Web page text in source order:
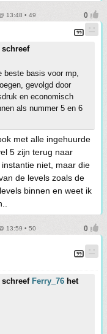
13:48 • 49
schreef
basis voor mp,
gevolgd door
en economisch
als nummer 5 en 6
met alle ingehuurde
5 zijn terug naar
niet, maar die
de levels zoals de
binnen en weet ik
13:59 • 50
schreef Ferry_76 het